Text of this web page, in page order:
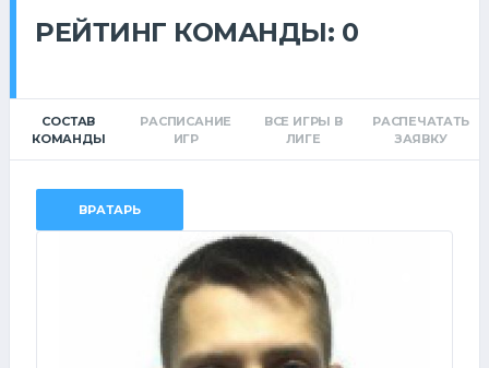
РЕЙТИНГ КОМАНДЫ: 0
СОСТАВ
КОМАНДЫ
РАСПИСАНИЕ
ИГР
ВСЕ ИГРЫ В
ЛИГЕ
РАСПЕЧАТАТЬ
ЗАЯВКУ
ВРАТАРЬ